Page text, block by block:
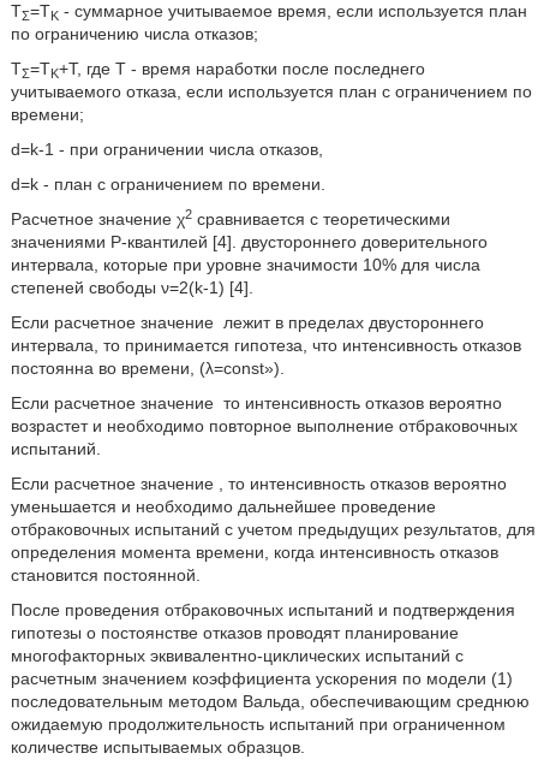
TΣ=TK- суммарное учитываемое время, если используется план
по ограничению числа отказов;
TΣ=TK+T, где Т - время наработки после последнего
учитываемого отказа, если используется план с ограничением по
времени;
d=k-1 - при ограничении числа отказов,
d=k - план с ограничением по времени.
Расчетное значение χ2сравнивается с теоретическими
значениями Р-квантилей [4]. двустороннего доверительного
интервала, которые при уровне значимости 10% для числа
степеней свободы ν=2(k-1) [4].
Если расчетное значение лежит в пределах двустороннего
интервала, то принимается гипотеза, что интенсивность отказов
постоянна во времени, (λ=const»).
Если расчетное значение то интенсивность отказов вероятно
возрастет и необходимо повторное выполнение отбраковочных
испытаний.
Если расчетное значение
, то интенсивность отказов вероятно
уменьшается и необходимо дальнейшее проведение
отбраковочных испытаний с учетом предыдущих результатов, для
определения момента времени, когда интенсивность отказов
становится постоянной.
После проведения отбраковочных испытаний и подтверждения
гипотезы о постоянстве отказов проводят планирование
многофакторных эквивалентно-циклических испытаний с
расчетным значением коэффициента ускорения по модели (1)
последовательным методом Вальда, обеспечивающим среднюю
ожидаемую продолжительность испытаний при ограниченном
количестве испытываемых образцов.